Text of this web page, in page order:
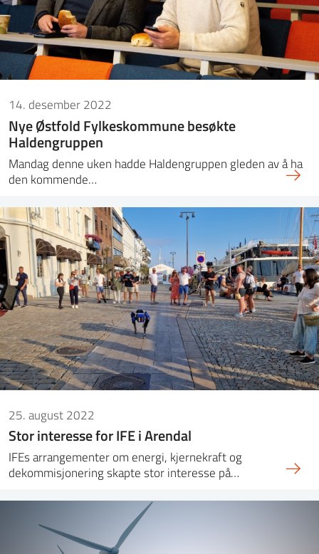
14. desember 2022
Nye Østfold Fylkeskommune besøkte
Haldengruppen
Mandag denne uken hadde Haldengruppen gleden av å ha
den kommende…
25. august 2022
Stor interesse for IFE i Arendal
IFEs arrangementer om energi, kjernekraft og
dekommisjonering skapte stor interesse på…